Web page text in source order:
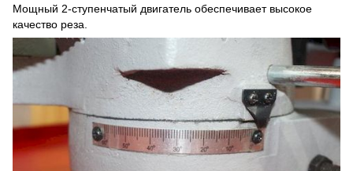
Мощный 2-ступенчатый двигатель обеспечивает высокое
качество реза.